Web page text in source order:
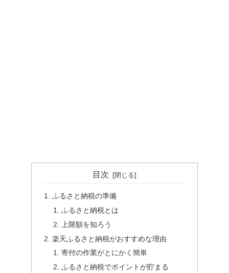
目次
ふるさと納税の準備
ふるさと納税とは
上限額を知ろう
楽天ふるさと納税がおすすめな理由
寄付の作業がとにかく簡単
ふるさと納税でポイントが貯まる